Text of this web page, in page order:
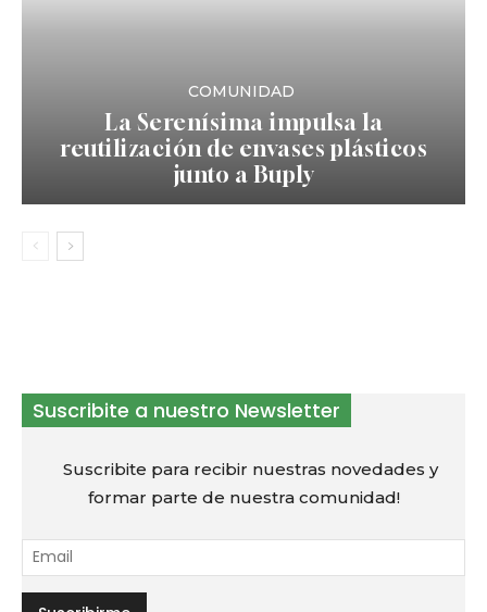
COMUNIDAD
La Serenísima impulsa la
reutilización de envases plásticos
junto a Buply
Suscribite a nuestro Newsletter
Suscribite para recibir nuestras novedades y
formar parte de nuestra comunidad!